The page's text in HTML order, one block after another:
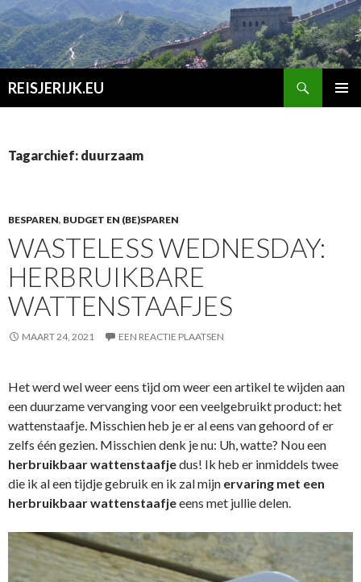
REISJERIJK.EU
Tagarchief: duurzaam
BESPAREN, BUDGET EN (BE)SPAREN
WASTELESS WEDNESDAY:
HERBRUIKBARE
WATTENSTAAFJES
MAART 24, 2021 EEN REACTIE PLAATSEN
Het werd wel weer eens tijd om weer een artikel te wijden aan
een duurzame vervanging voor een veelgebruikt product: het
wattenstaafje. Misschien heb je er al eens van gehoord of er
zelfs één gezien. Misschien denk je nu: Uh, watte? Nou een
herbruikbaar wattenstaafjedus! Ik heb er inmiddels twee
die ik al een tijdje gebruik en ik zal mijn ervaring met een
herbruikbaar wattenstaafjeeens met jullie delen.